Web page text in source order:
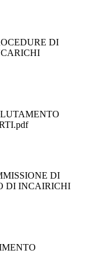
DI
DI
DI INCAIRICHI